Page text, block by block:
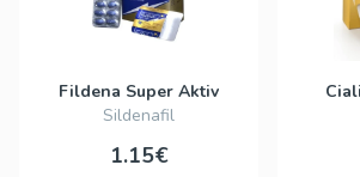
Fildena Super Aktiv
Sildenafil
1.15€